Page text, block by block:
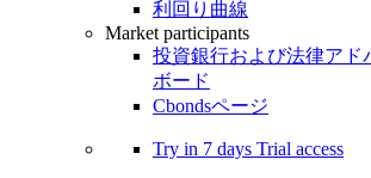
利回り曲線
Market participants
投資銀行および法律アド
ボード
Cbondsページ
Try in 7 days Trial access